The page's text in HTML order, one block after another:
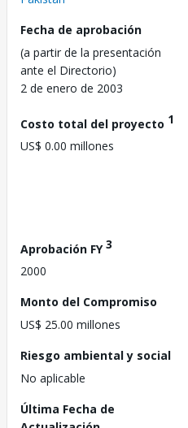
Fecha de aprobación
(a partir de la presentación
ante el Directorio)
2 de enero de 2003
Costo total del proyecto 1
US$ 0.00 millones
Aprobación FY3
2000
Monto del Compromiso
US$ 25.00 millones
Riesgo ambiental y social
No aplicable
Última Fecha de